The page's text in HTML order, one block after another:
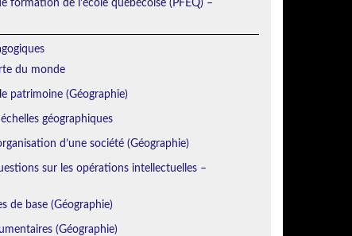
formation de l’école québécoise (PFEQ) –
du monde
patrimoine (Géographie)
géographiques
d’une société (Géographie)
sur les opérations intellectuelles –
de base (Géographie)
(Géographie)